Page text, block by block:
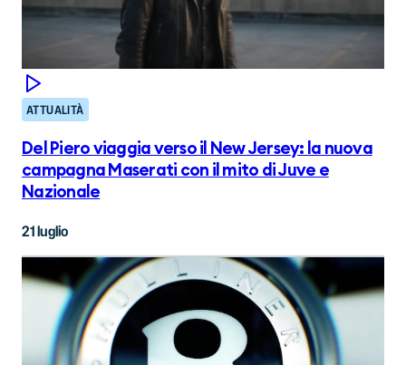
ATTUALITÀ
Del Piero viaggia verso il New Jersey: la nuova
campagna Maserati con il mito di Juve e
Nazionale
21 luglio